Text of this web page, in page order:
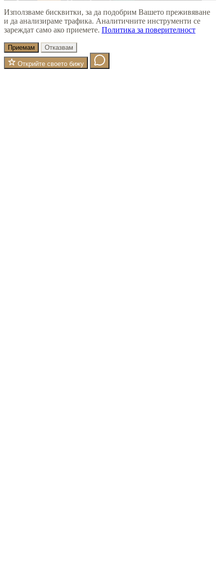
Използваме бисквитки, за да подобрим Вашето преживяване
и да анализираме трафика. Аналитичните инструменти се
зареждат само ако приемете. Политика за поверителност
Приемам Отказвам
Открийте своето бижу